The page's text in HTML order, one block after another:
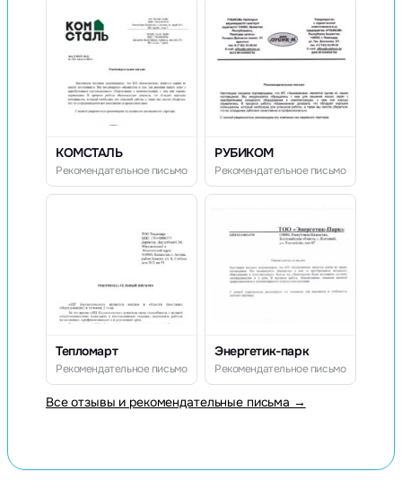
КОМСТАЛЬ
Рекомендательное письмо
РУБИКОМ
Рекомендательное письмо
Тепломарт
Рекомендательное письмо
Энергетик-парк
Рекомендательное письмо
Все отзывы и рекомендательные письма →